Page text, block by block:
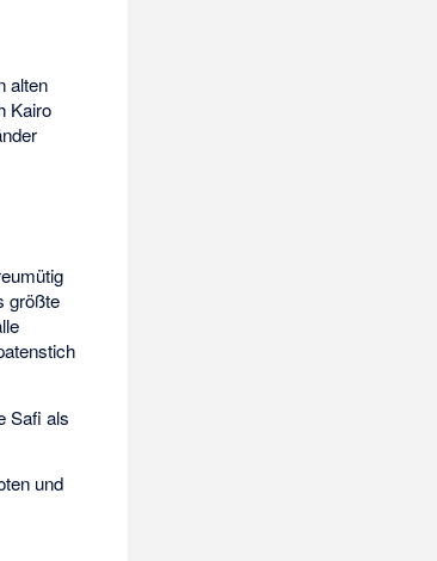
alten
Kairo
größte
Safi als
und